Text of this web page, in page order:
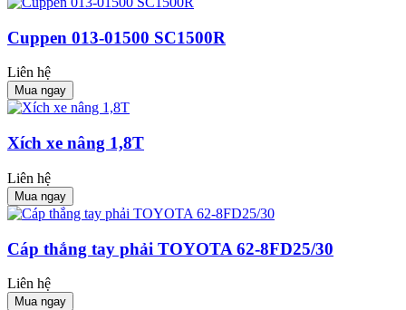
Cuppen 013-01500 SC1500R
Liên hệ
Mua ngay
Xích xe nâng 1,8T
Liên hệ
Mua ngay
Cáp thắng tay phải TOYOTA 62-8FD25/30
Liên hệ
Mua ngay